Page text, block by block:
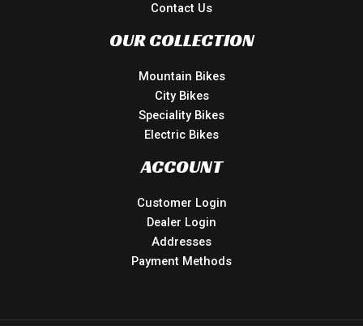
Contact Us
OUR COLLECTION
Mountain Bikes
City Bikes
Speciality Bikes
Electric Bikes
ACCOUNT
Customer Login
Dealer Login
Addresses
Payment Methods